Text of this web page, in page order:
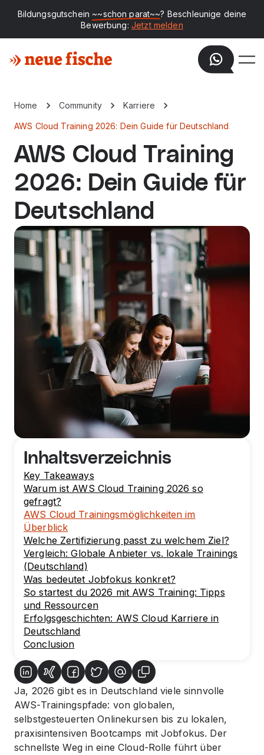
Bildungsgutschein ~~schon parat~~? Beschleunige deine
Bewerbung: Jetzt melden
Home Community Karriere
AWS Cloud Training 2026: Dein Guide für Deutschland
AWS Cloud Training
2026: Dein Guide für
Deutschland
Inhaltsverzeichnis
Key Takeaways
Warum ist AWS Cloud Training 2026 so
gefragt?
AWS Cloud Trainingsmöglichkeiten im
Überblick
Welche Zertifizierung passt zu welchem Ziel?
Vergleich: Globale Anbieter vs. lokale Trainings
(Deutschland)
Was bedeutet Jobfokus konkret?
So startest du 2026 mit AWS Training: Tipps
und Ressourcen
Erfolgsgeschichten: AWS Cloud Karriere in
Deutschland
Conclusion
Ja, 2026 gibt es in Deutschland viele sinnvolle
AWS-Trainingspfade: von globalen,
selbstgesteuerten Onlinekursen bis zu lokalen,
praxisintensiven Bootcamps mit Jobfokus. Der
schnellste Weg in eine Cloud-Rolle führt über